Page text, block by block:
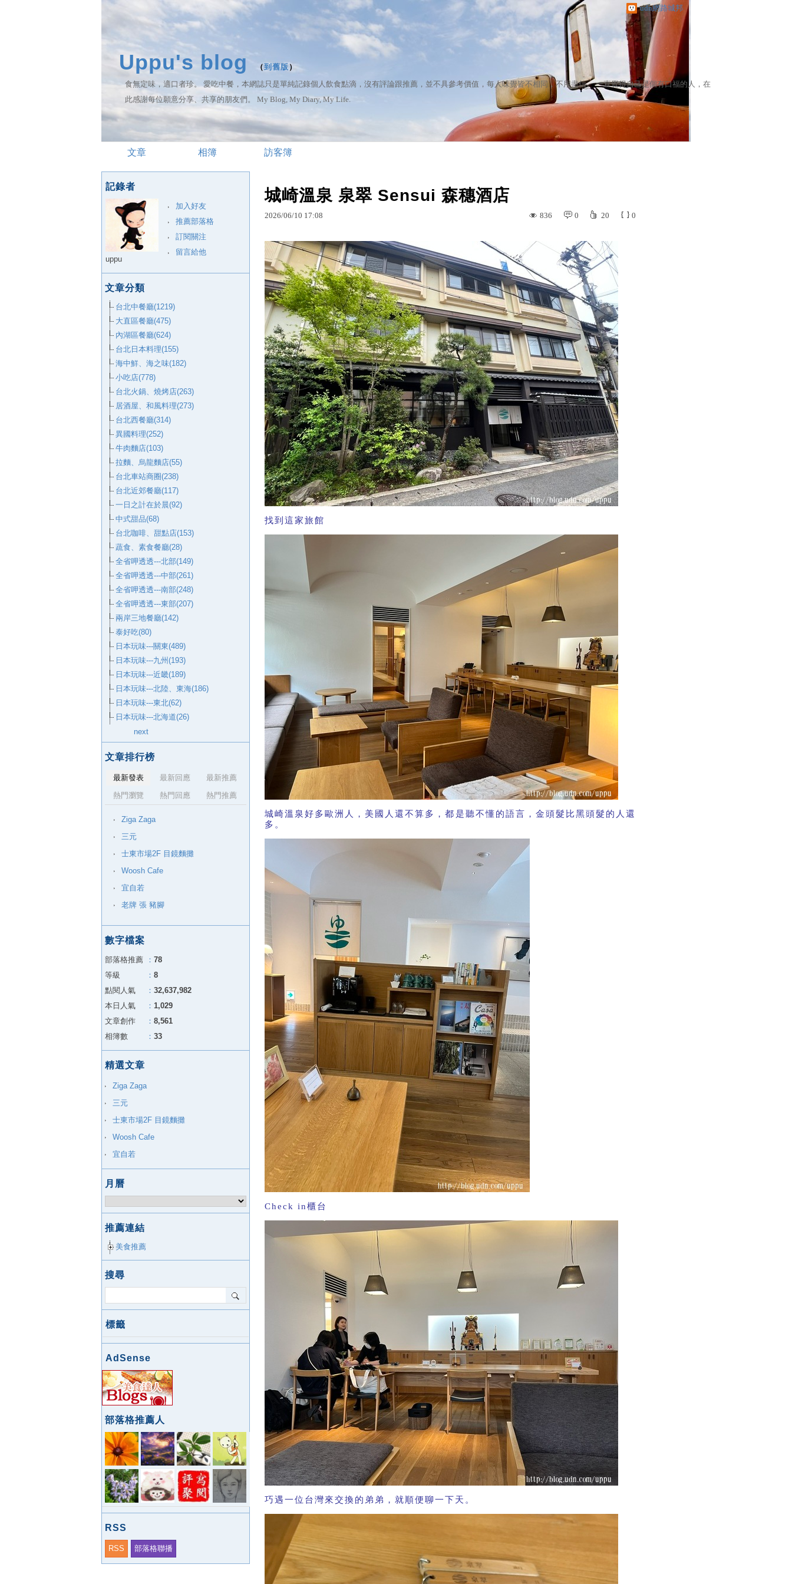
udn網路城邦
Uppu's blog （到舊版 ）
食無定味，適口者珍。 愛吃中餐，本網誌只是單純記錄個人飲食點滴，沒有評論跟推薦，並不具參考價值，每人味覺皆不相同，不用盡信。 一直覺得自己是個有口福的人，在
此感謝每位願意分享、共享的朋友們。 My Blog, My Diary, My Life.
文章 相簿 訪客簿
城崎溫泉 泉翠 Sensui 森穗酒店
2026/06/10 17:08 836 0 20 0
找到這家旅館
城崎溫泉好多歐洲人，美國人還不算多，都是聽不懂的語言，金頭髮比黑頭髮的人還
多。
Check in櫃台
巧遇一位台灣來交換的弟弟，就順便聊一下天。
記錄者
加入好友
推薦部落格
訂閱關注
留言給他
uppu
文章分類
台北中餐廳(1219)
大直區餐廳(475)
內湖區餐廳(624)
台北日本料理(155)
海中鮮、海之味(182)
小吃店(778)
台北火鍋、燒烤店(263)
居酒屋、和風料理(273)
台北西餐廳(314)
異國料理(252)
牛肉麵店(103)
拉麵、烏龍麵店(55)
台北車站商圈(238)
台北近郊餐廳(117)
一日之計在於晨(92)
中式甜品(68)
台北咖啡、甜點店(153)
蔬食、素食餐廳(28)
全省呷透透---北部(149)
全省呷透透---中部(261)
全省呷透透---南部(248)
全省呷透透---東部(207)
兩岸三地餐廳(142)
泰好吃(80)
日本玩味---關東(489)
日本玩味---九州(193)
日本玩味---近畿(189)
日本玩味---北陸、東海(186)
日本玩味---東北(62)
日本玩味---北海道(26)
next
文章排行榜
最新發表 最新回應
最新推薦
熱門瀏覽
熱門回應 熱門推薦
Ziga Zaga
三元
士東市場2F 目鏡麵攤
Woosh Cafe
宜自若
老牌 張 豬腳
數字檔案
部落格推薦 ： 78
等級
： 8
點閱人氣
： 32,637,982
本日人氣
： 1,029
文章創作
： 8,561
相簿數
： 33
精選文章
Ziga Zaga
三元
士東市場2F 目鏡麵攤
Woosh Cafe
宜自若
月曆
推薦連結
美食推薦
搜尋
標籤
AdSense
部落格推薦人
RSS
RSS 部落格聯播